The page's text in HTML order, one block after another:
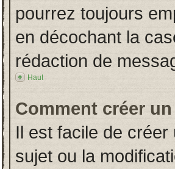
pourrez toujours
en décochant la
rédaction de
Haut
Comment créer
Il est facile de créer
sujet ou la